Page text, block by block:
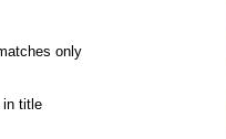
only
in title